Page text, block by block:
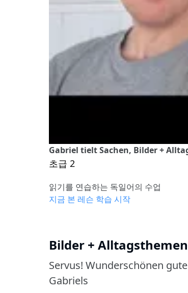
Gabriel tielt Sachen, Bilder +
초급 2
읽기를 연습하는 독일어의 수업
지금 본 레슨 학습 시작
Bilder +
Servus! Wunderschönen
Gabriels